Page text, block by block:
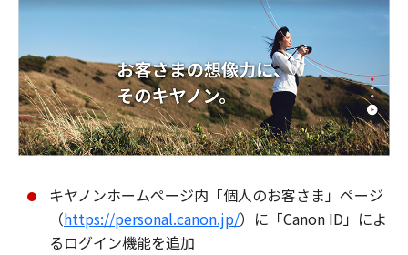
キヤノンホームページ内「個人のお客さま」ページ
（https://personal.canon.jp/）に「Canon ID」によ
るログイン機能を追加